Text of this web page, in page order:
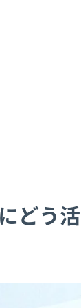
パートナー一覧
どう